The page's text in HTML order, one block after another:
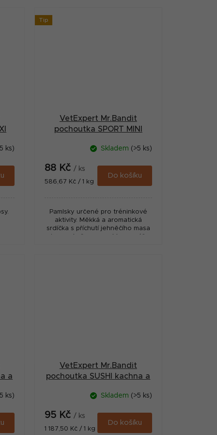
ks)
Tip
VetExpert Mr.Bandit
pochoutka SPORT MINI
Skladem (>5 ks)
88 Kč / ks
Měrná
586,67 Kč / 1 kg
Do košíku
Pamlsky určené pro tréninkové
aktivity. Měkká a aromatická
srdíčka s příchutí jehněčího masa
jsou odměnou, pro kterou váš
a
ks)
VetExpert Mr.Bandit
pochoutka SUSHI kachna a
Skladem (>5 ks)
95 Kč / ks
Měrná
1 187,50 Kč / 1 kg
Do košíku